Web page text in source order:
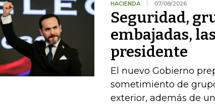
HACIENDA 07/08/2026
Seguridad,
embajadas,
presidente
El nuevo Gobierno
sometimiento de
exterior, además de